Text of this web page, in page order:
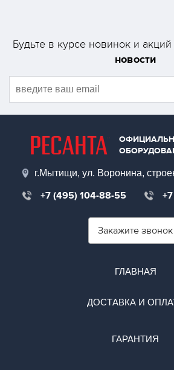
Будьте в курсе новинок и акций
новости
г.Мытищи, ул. Воронина,
+7 (495) 104-88-55
Закажите звонок
ГЛАВНАЯ
ДОСТАВКА И
ГАРАНТИЯ